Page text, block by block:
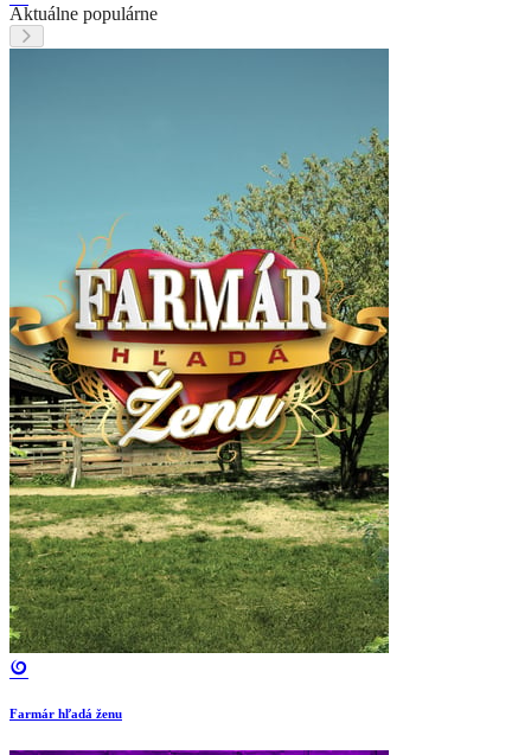
Aktuálne populárne
Farmár hľadá ženu